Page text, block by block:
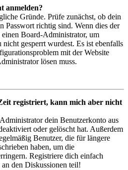
anmelden?
Gründe. Prüfe zunächst, ob dein
Passwort richtig sind. Wenn dies der
Board-Administrator, um
nicht gesperrt wurdest. Es ist ebenfalls
mit der Website
lösen muss.
registriert, kann mich aber nicht
dein Benutzerkonto aus
oder gelöscht hat. Außerdem
Benutzer, die für längere
haben, um die
Registriere dich einfach
den Diskussionen teil!